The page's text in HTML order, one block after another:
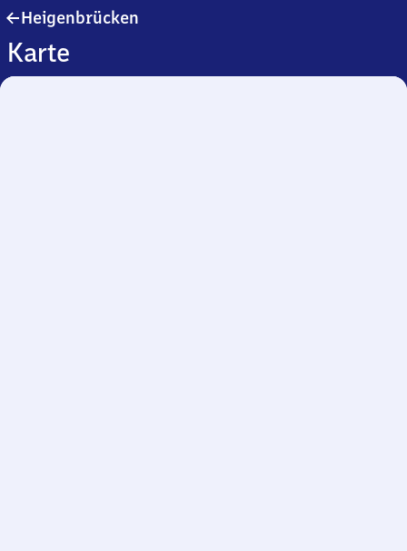
Heigenbrücken
Karte